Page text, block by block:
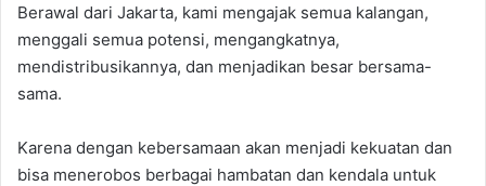
Berawal dari Jakarta, kami mengajak semua kalangan,
menggali semua potensi, mengangkatnya,
mendistribusikannya, dan menjadikan besar bersama-
sama.
Karena dengan kebersamaan akan menjadi kekuatan dan
bisa menerobos berbagai hambatan dan kendala untuk